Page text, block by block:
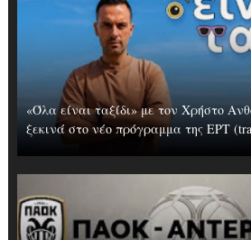
«Όλα είναι ταξίδι» με τον Χρήστο
ξεκινά στο νέο πρόγραμμα της ΕΡΤ